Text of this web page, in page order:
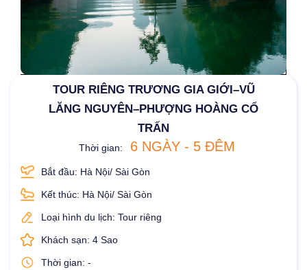
TOUR RIÊNG TRƯƠNG GIA GIỚI–VŨ
LĂNG NGUYÊN–PHƯỢNG HOÀNG CỔ
TRẤN
Thời gian: 6 NGÀY - 5 ĐÊM
Bắt đầu: Hà Nội/ Sài Gòn
Kết thúc: Hà Nội/ Sài Gòn
Loại hình du lịch: Tour riêng
Khách sạn: 4 Sao
Thời gian: -